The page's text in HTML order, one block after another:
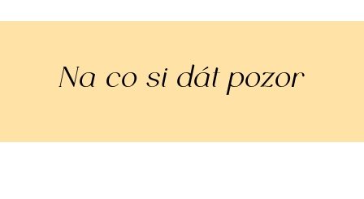
Na co si dát pozor